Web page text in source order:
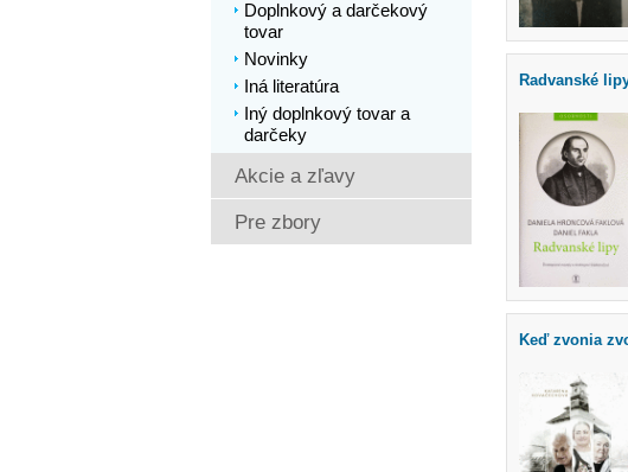
Radvanské
Keď zvonia
Doplnkový a darčekový
tovar
Novinky
Iná literatúra
Iný doplnkový tovar a
darčeky
Akcie a zľavy
Pre zbory